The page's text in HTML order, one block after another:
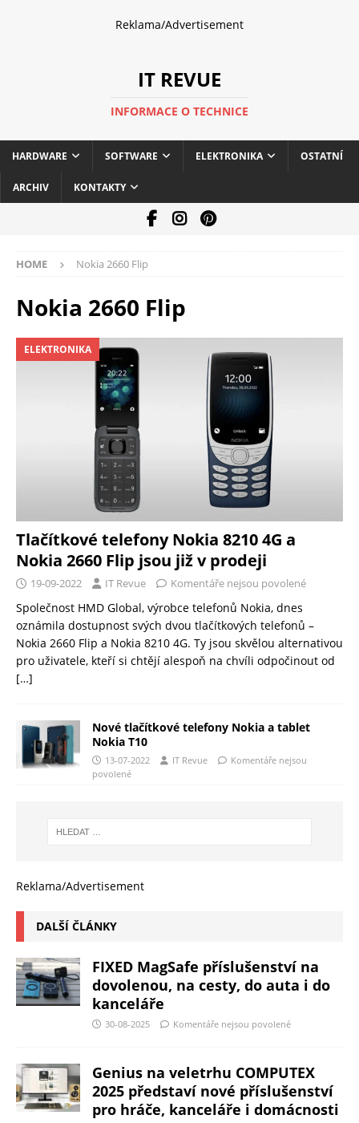
Reklama/Advertisement
IT REVUE
INFORMACE O TECHNICE
HARDWARE SOFTWARE ELEKTRONIKA OSTATNÍ
ARCHIV KONTAKTY
HOME Nokia 2660 Flip
Nokia 2660 Flip
ELEKTRONIKA
Tlačítkové telefony Nokia 8210 4G a
Nokia 2660 Flip jsou již v prodeji
19-09-2022 IT Revue Komentáře nejsou povolené
Společnost HMD Global, výrobce telefonů Nokia, dnes
oznámila dostupnost svých dvou tlačítkových telefonů –
Nokia 2660 Flip a Nokia 8210 4G. Ty jsou skvělou alternativou
pro uživatele, kteří si chtějí alespoň na chvíli odpočinout od
[…]
Nové tlačítkové telefony Nokia a tablet
Nokia T10
13-07-2022 IT Revue
Komentáře nejsou
povolené
Reklama/Advertisement
DALŠÍ ČLÁNKY
FIXED MagSafe příslušenství na
dovolenou, na cesty, do auta i do
kanceláře
30-08-2025 Komentáře nejsou povolené
Genius na veletrhu COMPUTEX
2025 představí nové příslušenství
pro hráče, kanceláře i domácnosti